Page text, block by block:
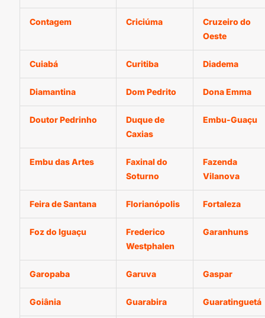
Contagem Criciúma
Cruzeiro do
Oeste
Cuiabá Curitiba Diadema
Diamantina Dom Pedrito Dona Emma
Doutor Pedrinho
Duque de
Caxias
Embu-Guaçu
Embu das Artes
Faxinal do
Soturno
Fazenda
Vilanova
Feira de Santana Florianópolis Fortaleza
Foz do Iguaçu
Frederico
Westphalen
Garanhuns
Garopaba Garuva Gaspar
Goiânia Guarabira Guaratinguetá